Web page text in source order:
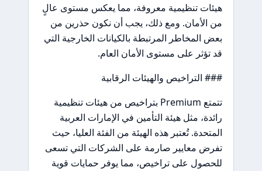
هيئات تنظيمية معروفة، مما يعكس مستوى عالٍ
من الأمان. ومع ذلك، يجب أن نكون حذرين من
بعض المخاطر المرتبطة بالكيانات الخارجية التي
قد تؤثر على مستوى الأمان العام.
### التراخيص والهيئات الرقابية
تتمتع Premium بتراخيص من هيئات تنظيمية
رائدة، مثل هيئة التأمين في الإمارات العربية
المتحدة. تُعتبر هذه الهيئة من الفئة العليا، حيث
تفرض معايير صارمة على الشركات التي تسعى
للحصول على تراخيص، مما يوفر حمايات قوية